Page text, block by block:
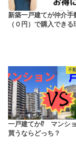
新築一戸建てが仲介手
（０円）で購入できる
不
一戸建てか⁉ マンシ
買うならどっち？